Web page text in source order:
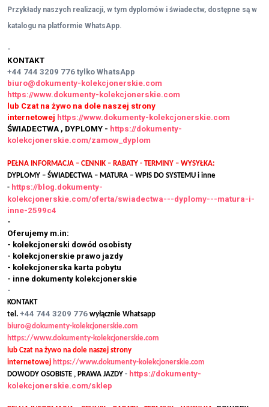
Przykłady naszych realizacji, w tym dyplomów i świadectw, dostępne są w
katalogu na platformie WhatsApp.
-
KONTAKT
+44 744 3209 776 tylko WhatsApp
biuro@dokumenty-kolekcjonerskie.com
https://www.dokumenty-kolekcjonerskie.com
lub Czat na żywo na dole naszej strony
internetowej https://www.dokumenty-kolekcjonerskie.com
ŚWIADECTWA , DYPLOMY - https://dokumenty-
kolekcjonerskie.com/zamow_dyplom
PEŁNA INFORMACJA – CENNIK – RABATY - TERMINY – WYSYŁKA:
DYPLOMY – ŚWIADECTWA – MATURA – WPIS DO SYSTEMU i inne
- https://blog.dokumenty-
kolekcjonerskie.com/oferta/swiadectwa---dyplomy---matura-i-
inne-2599c4
-
Oferujemy m.in:
- kolekcjonerski dowód osobisty
- kolekcjonerskie prawo jazdy
- kolekcjonerska karta pobytu
- inne dokumenty kolekcjonerskie
-
KONTAKT
tel. +44 744 3209 776 wyłącznie Whatsapp
biuro@dokumenty-kolekcjonerskie.com
https://www.dokumenty-kolekcjonerskie.com
lub Czat na żywo na dole naszej strony
internetowej https://www.dokumenty-kolekcjonerskie.com
DOWODY OSOBISTE , PRAWA JAZDY - https://dokumenty-
kolekcjonerskie.com/sklep